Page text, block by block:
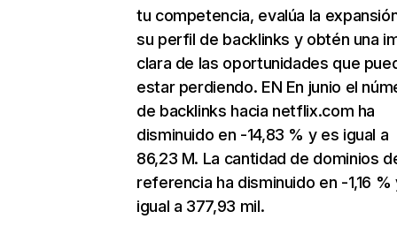
tu competencia, evalúa la
su perfil de backlinks y obtén una
clara de las oportunidades que
estar perdiendo. EN En junio el
de backlinks hacia netflix.com ha
disminuido en -14,83 % y es igual a
86,23 M. La cantidad de dominios
referencia ha disminuido en -1,16 %
igual a 377,93 mil.